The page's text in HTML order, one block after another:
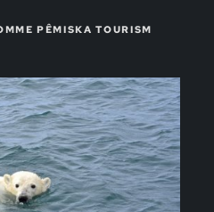
PÊMISKA TOURISM